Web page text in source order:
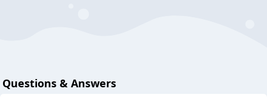
Questions & Answers